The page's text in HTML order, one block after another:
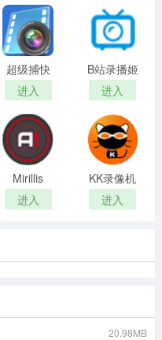
超级捕快
录屏软件
进入
B站录播姬
正式版
进入
Mirillis
Action (屏
幕录像软
进入
KK录像机
进入
20.98MB